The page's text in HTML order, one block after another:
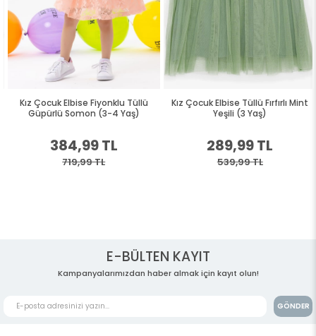
Kız Çocuk Elbise Fiyonklu Tüllü
Güpürlü Somon (3-4 Yaş)
384,99 TL
719,99 TL
Kız Çocuk Elbise Tüllü Fırfırlı Mint
Yeşili (3 Yaş)
289,99 TL
539,99 TL
E-BÜLTEN KAYIT
Kampanyalarımızdan haber almak için kayıt olun!
GÖNDER